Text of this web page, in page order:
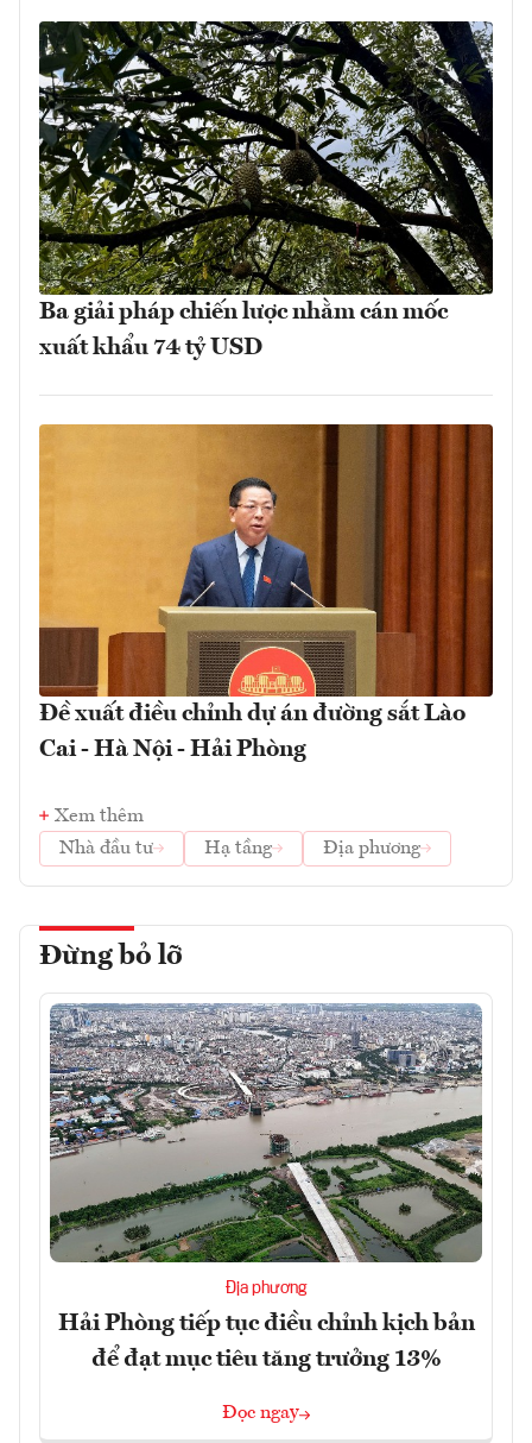
Ba giải pháp chiến lược nhằm cán mốc
xuất khẩu 74 tỷ USD
Đề xuất điều chỉnh dự án đường sắt Lào
Cai - Hà Nội - Hải Phòng
Xem thêm
Nhà đầu tư
Hạ tầng Địa phương
Đừng bỏ lỡ
Địa phương
Hải Phòng tiếp tục điều chỉnh kịch bản
để đạt mục tiêu tăng trưởng 13%
Đọc ngay